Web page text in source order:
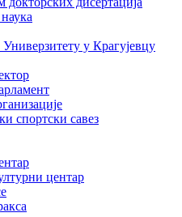
у Крагујевцу
спортски савез
центар